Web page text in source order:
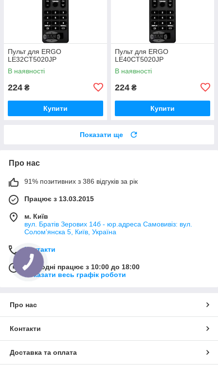
Пульт для ERGO
LE32CT5020JP
В наявності
224 ₴
Купити
Пульт для ERGO
LE40CT5020JP
В наявності
224 ₴
Купити
Показати ще
Про нас
91% позитивних з 386 відгуків за рік
Працює з 13.03.2015
м. Київ
вул. Братів Зерових 14б - юр.адреса Самовивіз: вул.
Соломʼянска 5, Київ, Україна
Контакти
Сьогодні працює з 10:00 до 18:00
Показати весь графік роботи
Про нас
Контакти
Доставка та оплата